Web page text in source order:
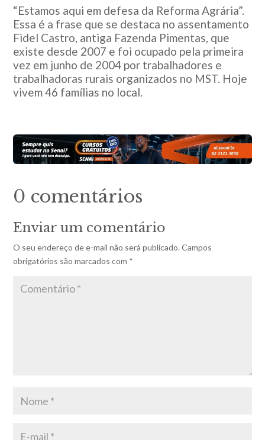
“Estamos aqui em defesa da Reforma Agrária”.
Essa é a frase que se destaca no assentamento
Fidel Castro, antiga Fazenda Pimentas, que
existe desde 2007 e foi ocupado pela primeira
vez em junho de 2004 por trabalhadores e
trabalhadoras rurais organizados no MST. Hoje
vivem 46 famílias no local.
0 comentários
Enviar um comentário
O seu endereço de e-mail não será publicado. Campos
obrigatórios são marcados com *